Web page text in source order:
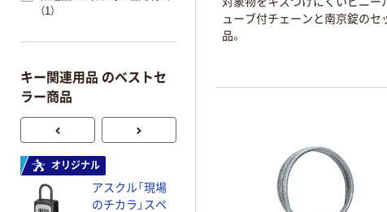
ューブ付チェーンと南京錠のセ
品。
（1）
キー関連用品 のベストセ
ラー商品
オリジナル
アスクル「現場
のチカラ」スペ
エコー金属 カラ
ビナ付スプリン